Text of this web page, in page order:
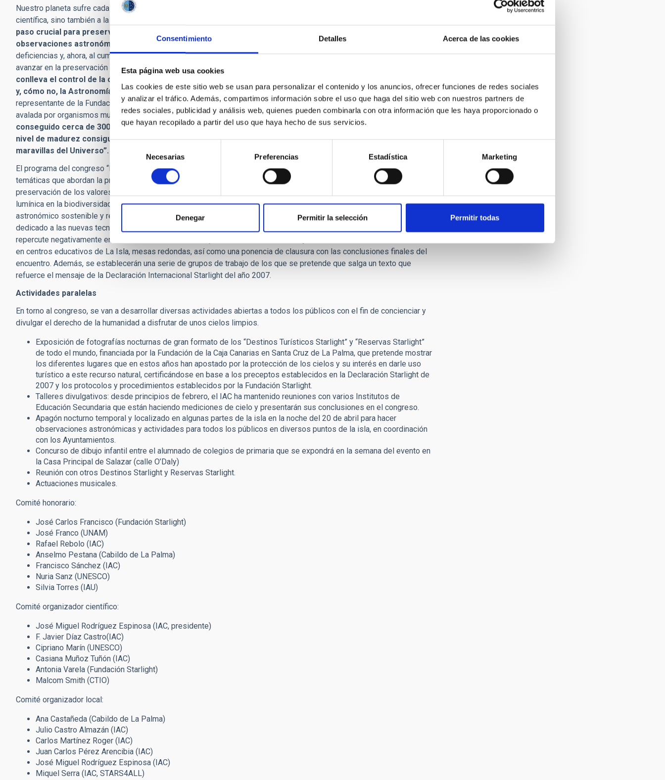
Consentimiento Detalles Acerca de las cookies
Esta página web usa cookies
Las cookies de este sitio web se usan para personalizar el contenido y los anuncios, ofrecer funciones de redes sociales
y analizar el tráfico. Además, compartimos información sobre el uso que haga del sitio web con nuestros partners de
redes sociales, publicidad y análisis web, quienes pueden combinarla con otra información que les haya proporcionado o
que hayan recopilado a partir del uso que haya hecho de sus servicios.
consentimiento
Necesarias Preferencias Estadística Marketing
Denegar Permitir la selección Permitir todas
Nuestro planeta sufre cada vez más los estragos de la contaminación lumínica, afectando, no sólo a la actividad
científica, sino también a la vida de animales, plantas y los propios seres humanos
paso crucial para preservar los cielos y defender los valores culturales y ambientales asociados con las
observaciones astronómicas”,
comentó Rafael Rebolo. Desde su creación, ha habido avances claros, pero también
deficiencias y, ahora, al cumplirse su décimo aniversario, es el momento de revisar y producir nuevas estrategias para
avanzar en la preservación del cielo oscuro. Por eso, en este congreso
conlleva el control de la contaminación lumínica en las plantas, los animales, el bienestar de la gente, la cultura
y, cómo no, la Astronomía”,
subrayó José Miguel Rodríguez Espinosa. Por su parte, Antonia M. Varela, como
representante de la Fundación Starlight, se congratulaba de celebrar los X años de una iniciativa pionera en el mundo y
avalada por organismos mundiales tan importantes como UNESCO, UNWTO o IAU, y recordó que“en estos años se han
conseguido cerca de 300 adhesiones a esta Declaración que, aunque relativamente joven, va alcanzando su
nivel de madurez consiguiendo de muchos espacios naturales zonas protegidas desde donde descubrir las
maravillas del Universo”.
El programa del congreso “Preserving the Skies: 10th Anniversary of the Starlight Declaration” se divide en varias charlas
temáticas que abordan la protección del cielo desde diferentes perspectivas. La conferencia inaugural se centrará en la
preservación de los valores culturales “Starlight”, seguida de una ponencia sobre el impacto que tiene la contaminación
lumínica en la biodiversidad y en el bienestar del ser humano, además de las vías para llevar a cabo un turismo
astronómico sostenible y respetuoso con el medio ambiente nocturno. Relacionado con ello, habrá también un espacio
dedicado a las nuevas tecnologías y a la iluminación inteligente para controlar la luz de los núcleos urbanos que
repercute negativamente en el entorno. El último día, se pondrá la vista en el futuro y se terminará la reunión con charlas
en centros educativos de La Isla, mesas redondas, así como una ponencia de clausura con las conclusiones finales del
encuentro. Además, se establecerán una serie de grupos de trabajo de los que se pretende que salga un texto que
refuerce el mensaje de la Declaración Internacional Starlight del año 2007.
Actividades paralelas
En torno al congreso, se van a desarrollar diversas actividades abiertas a todos los públicos con el fin de concienciar y
divulgar el derecho de la humanidad a disfrutar de unos cielos limpios.
Exposición de fotografías nocturnas de gran formato de los “Destinos Turísticos Starlight” y “Reservas Starlight”
de todo el mundo, financiada por la Fundación de la Caja Canarias en Santa Cruz de La Palma, que pretende mostrar
los diferentes lugares que en estos años han apostado por la protección de los cielos y su interés en darle uso
turístico a este recurso natural, certificándose en base a los preceptos establecidos en la Declaración Starlight de
2007 y los protocolos y procedimientos establecidos por la Fundación Starlight.
Talleres divulgativos: desde principios de febrero, el IAC ha mantenido reuniones con varios Institutos de
Educación Secundaria que están haciendo mediciones de cielo y presentarán sus conclusiones en el congreso.
Apagón nocturno temporal y localizado en algunas partes de la isla en la noche del 20 de abril para hacer
observaciones astronómicas y actividades para todos los públicos en diversos puntos de la isla, en coordinación
con los Ayuntamientos.
Concurso de dibujo infantil entre el alumnado de colegios de primaria que se expondrá en la semana del evento en
la Casa Principal de Salazar (calle O’Daly)
Reunión con otros Destinos Starlight y Reservas Starlight.
Actuaciones musicales.
Comité honorario:
José Carlos Francisco (Fundación Starlight)
José Franco (UNAM)
Rafael Rebolo (IAC)
Anselmo Pestana (Cabildo de La Palma)
Francisco Sánchez (IAC)
Nuria Sanz (UNESCO)
Silvia Torres (IAU)
Comité organizador científico:
José Miguel Rodríguez Espinosa (IAC, presidente)
F. Javier Díaz Castro(IAC)
Cipriano Marín (UNESCO)
Casiana Muñoz Tuñón (IAC)
Antonia Varela (Fundación Starlight)
Malcom Smith (CTIO)
Comité organizador local:
Ana Castañeda (Cabildo de La Palma)
Julio Castro Almazán (IAC)
Carlos Martínez Roger (IAC)
Juan Carlos Pérez Arencibia (IAC)
José Miguel Rodríguez Espinosa (IAC)
Miquel Serra (IAC, STARS4ALL)